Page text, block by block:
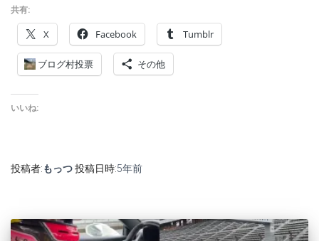
共有:
X Facebook Tumblr
ブログ村投票 その他
いいね:
投稿者:もっつ投稿日時:5年前